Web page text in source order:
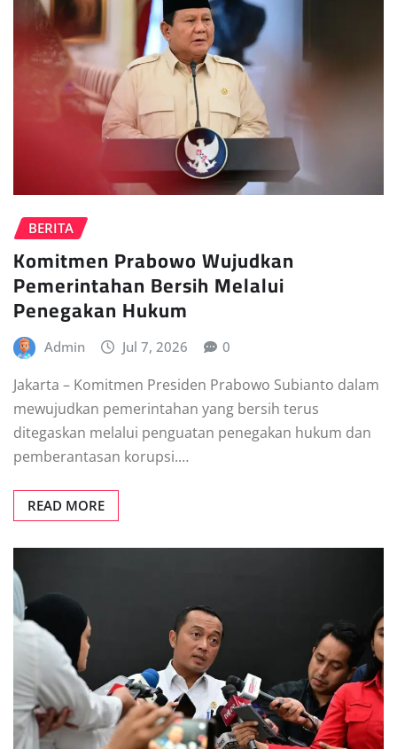
BERITA
Komitmen Prabowo Wujudkan
Pemerintahan Bersih Melalui
Penegakan Hukum
Admin Jul 7, 2026 0
Jakarta – Komitmen Presiden Prabowo Subianto dalam
mewujudkan pemerintahan yang bersih terus
ditegaskan melalui penguatan penegakan hukum dan
pemberantasan korupsi.…
READ MORE